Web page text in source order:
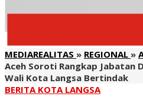
MEDIAREALITAS » REGIONAL »
Aceh Soroti Rangkap Jabatan
Wali Kota Langsa Bertindak
BERITA KOTA LANGSA